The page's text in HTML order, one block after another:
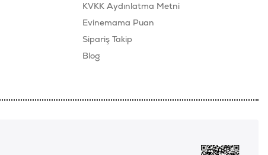
KVKK Aydınlatma Metni
Evinemama Puan
Sipariş Takip
Blog